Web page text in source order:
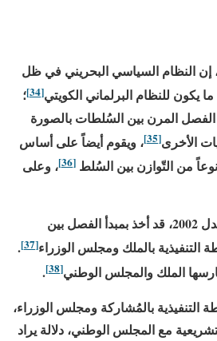
النظام السياسي البحريني في ظل
يكون للنظام البرلماني الكويتي[34]
؛
المرن بين السُلطات بالصورة
الأخرى[35]
، ويقوم أيضاً على أساس
من التّوازن بين السُلط [36]
، وعلى
2002، قد أخذ بمبدأ الفصل بين
التنفيذية بالملك ومجلس الوزراء[37]
.
الملك والمجلس الوطني[38]
.
بالمُشاركة ومجلس الوزراء،
مع المجلس الوطني، دلالة يراد